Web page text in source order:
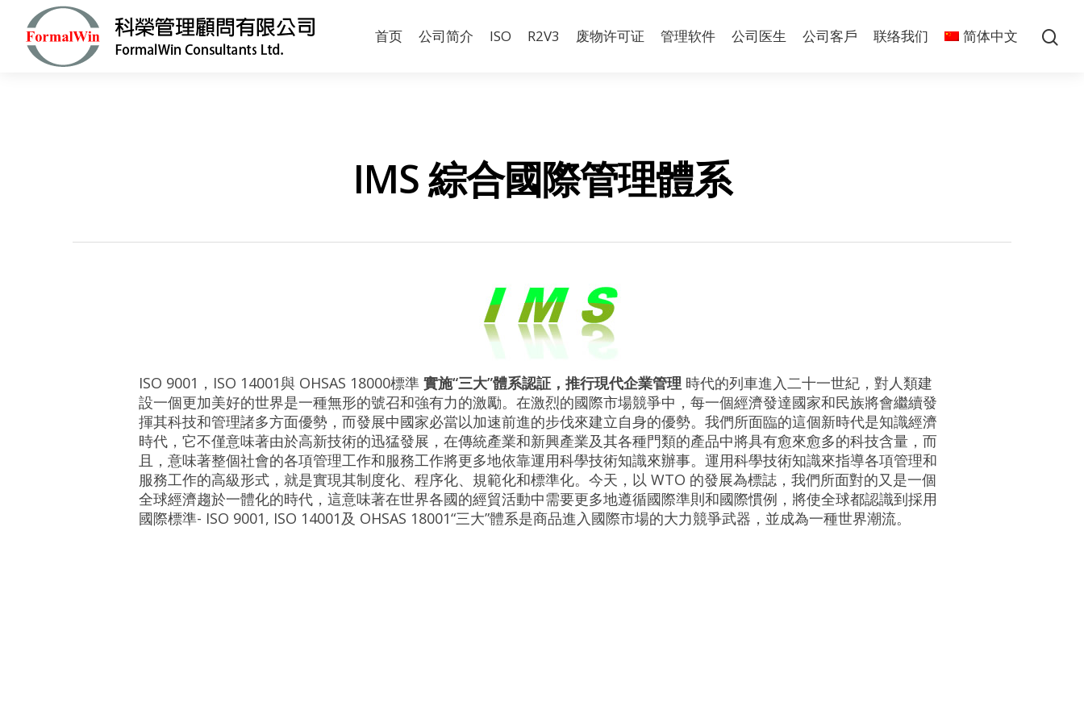
首页 公司简介 ISO R2V3 废物许可证 管理软件 公司医生 公司客戶 联络我们 简体中文
IMS 綜合國際管理體系
ISO 9001，ISO 14001與 OHSAS 18000標準 實施“三大”體系認証，推行現代企業管理 時代的列車進入二十一世紀，對人類建
設一個更加美好的世界是一種無形的號召和強有力的激勵。在激烈的國際市場競爭中，每一個經濟發達國家和民族將會繼續發
揮其科技和管理諸多方面優勢，而發展中國家必當以加速前進的步伐來建立自身的優勢。我們所面臨的這個新時代是知識經濟
時代，它不僅意味著由於高新技術的迅猛發展，在傳統產業和新興產業及其各種門類的產品中將具有愈來愈多的科技含量，而
且，意味著整個社會的各項管理工作和服務工作將更多地依靠運用科學技術知識來辦事。運用科學技術知識來指導各項管理和
服務工作的高級形式，就是實現其制度化、程序化、規範化和標準化。今天，以 WTO 的發展為標誌，我們所面對的又是一個
全球經濟趨於一體化的時代，這意味著在世界各國的經貿活動中需要更多地遵循國際準則和國際慣例，將使全球都認識到採用
國際標準- ISO 9001, ISO 14001及 OHSAS 18001“三大”體系是商品進入國際市場的大力競爭武器，並成為一種世界潮流。